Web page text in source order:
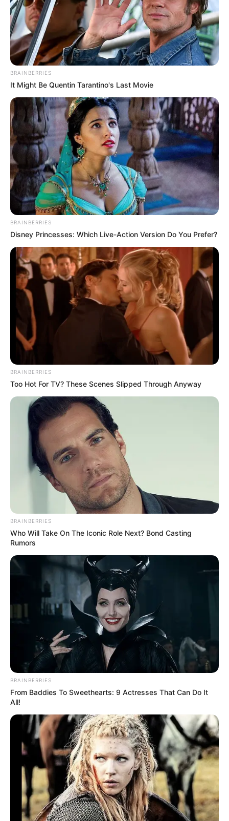
BRAINBERRIES
It Might Be Quentin Tarantino's Last Movie
BRAINBERRIES
Disney Princesses: Which Live-Action Version Do You Prefer?
BRAINBERRIES
Too Hot For TV? These Scenes Slipped Through Anyway
BRAINBERRIES
Who Will Take On The Iconic Role Next? Bond Casting
Rumors
BRAINBERRIES
From Baddies To Sweethearts: 9 Actresses That Can Do It
All!